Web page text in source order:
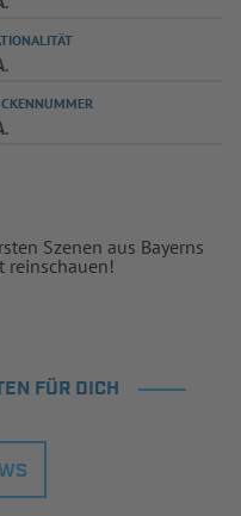
SPIELPLUS
Szenen aus Bayerns
reinschauen!
FÜR DICH